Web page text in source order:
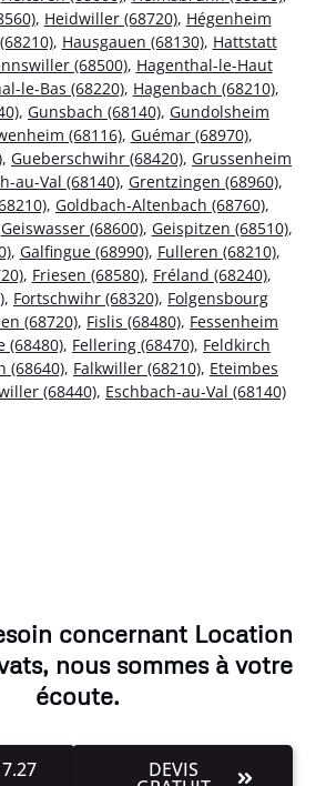
, Heidwiller (68720), Hégenheim
, Hausgauen (68130), Hattstatt
(68500), Hagenthal-le-Haut
le-Bas (68220), Hagenbach (68210),
, Gunsbach (68140), Gundolsheim
(68116), Guémar (68970),
, Gueberschwihr (68420), Grussenheim
au-Val (68140), Grentzingen (68960),
, Goldbach-Altenbach (68760),
Geiswasser (68600), Geispitzen (68510),
, Galfingue (68990), Fulleren (68210),
, Friesen (68580), Fréland (68240),
, Fortschwihr (68320), Folgensbourg
(68720), Fislis (68480), Fessenheim
(68480), Fellering (68470), Feldkirch
(68640), Falkwiller (68210), Eteimbes
(68440), Eschbach-au-Val (68140)
concernant Location
nous sommes à votre
écoute.
DEVIS